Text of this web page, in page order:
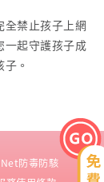
全禁止孩子上網
一起守護孩子成
。
防毒防駭